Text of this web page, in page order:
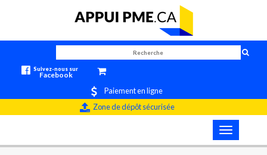
Suivez-nous sur
Facebook
Paiement en ligne
Zone de dépôt sécurisée
Toggle
navigation